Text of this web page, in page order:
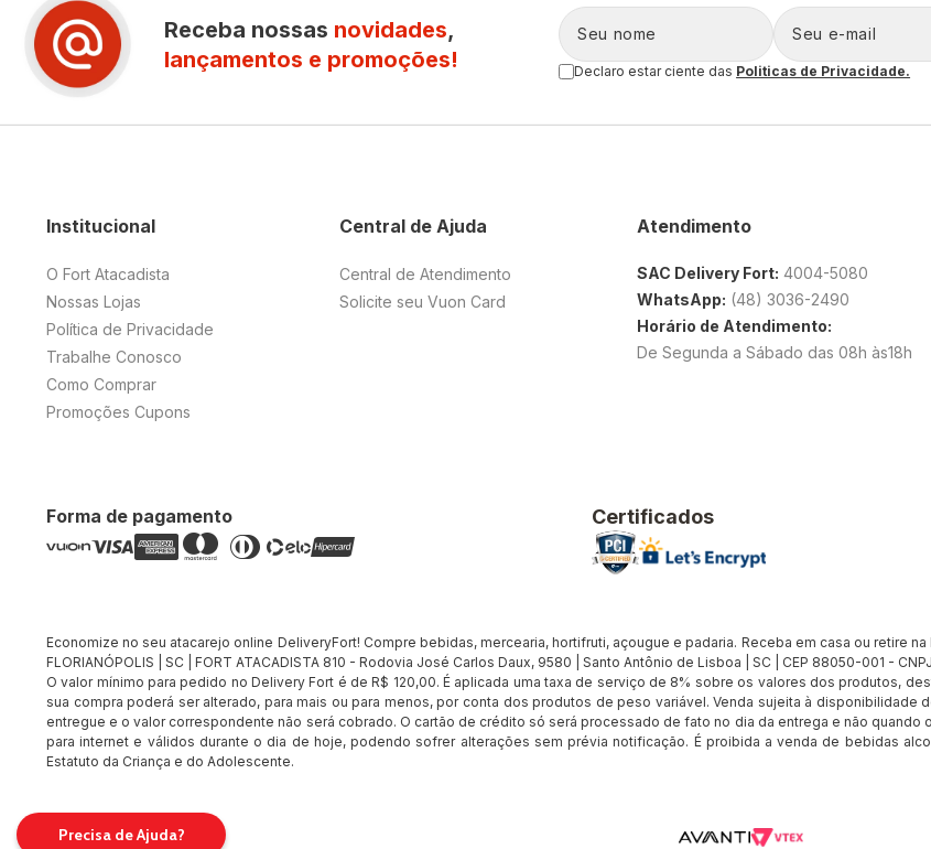
Receba nossas novidades,
lançamentos e promoções!
Declaro estar ciente das Politicas de Privacidade.
Central de Ajuda
Central de Atendimento
Solicite seu Vuon Card
Institucional
O Fort Atacadista
Nossas Lojas
Política de Privacidade
Trabalhe Conosco
Como Comprar
Promoções Cupons
Atendimento
SAC Delivery Fort: 4004-5080
WhatsApp: (48) 3036-2490
Horário de Atendimento:
De Segunda a Sábado das 08h às18h
Forma de pagamento Certificados
Economize no seu atacarejo online DeliveryFort! Compre bebidas, mercearia, hortifruti, açougue e padaria. Receba em casa ou retire
FLORIANÓPOLIS | SC | FORT ATACADISTA 810 - Rodovia José Carlos Daux, 9580 | Santo Antônio de Lisboa | SC | CEP 88050-001 -
O valor mínimo para pedido no Delivery Fort é de R$ 120,00. É aplicada uma taxa de serviço de 8% sobre os valores dos produtos,
sua compra poderá ser alterado, para mais ou para menos, por conta dos produtos de peso variável. Venda sujeita à
entregue e o valor correspondente não será cobrado. O cartão de crédito só será processado de fato no dia da entrega e não
para internet e válidos durante o dia de hoje, podendo sofrer alterações sem prévia notificação. É proibida a venda de bebidas
Estatuto da Criança e do Adolescente.